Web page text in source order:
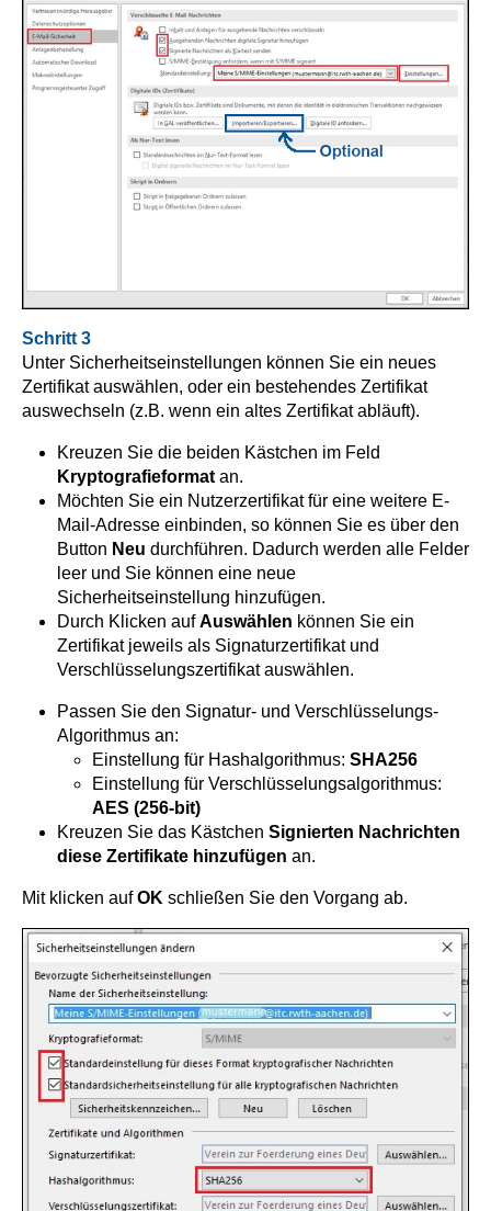
Schritt 3
Unter Sicherheitseinstellungen können Sie ein neues
Zertifikat auswählen, oder ein bestehendes Zertifikat
auswechseln (z.B. wenn ein altes Zertifikat abläuft).
Kreuzen Sie die beiden Kästchen im Feld
Kryptografieformat an.
Möchten Sie ein Nutzerzertifikat für eine weitere E-
Mail-Adresse einbinden, so können Sie es über den
Button Neu durchführen. Dadurch werden alle Felder
leer und Sie können eine neue
Sicherheitseinstellung hinzufügen.
Durch Klicken aufAuswählen können Sie ein
Zertifikat jeweils als Signaturzertifikat und
Verschlüsselungszertifikat auswählen.
Passen Sie den Signatur- und Verschlüsselungs-
Algorithmus an:
Einstellung für Hashalgorithmus: SHA256
Einstellung für Verschlüsselungsalgorithmus:
AES (256-bit)
Kreuzen Sie das Kästchen Signierten Nachrichten
diese Zertifikate hinzufügen an.
Mit klicken aufOK schließen Sie den Vorgang ab.